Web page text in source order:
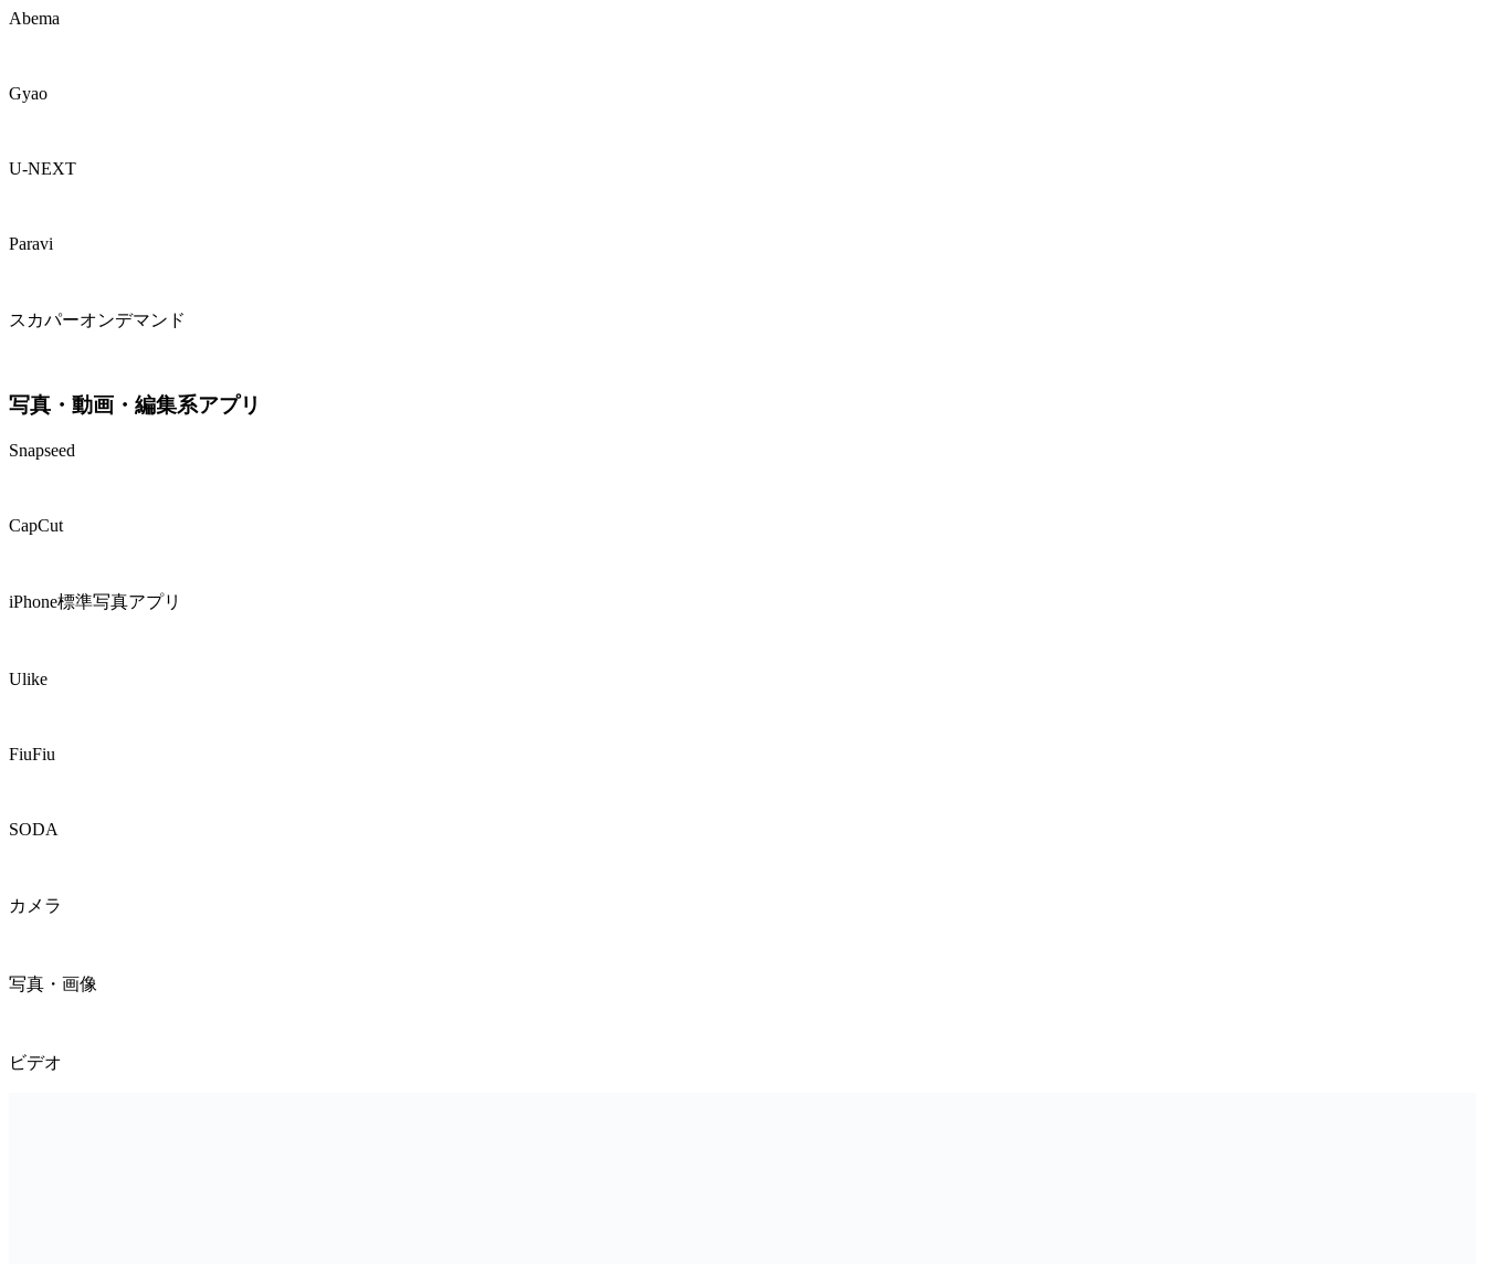
Abema
Gyao
U-NEXT
Paravi
スカパーオンデマンド
写真・動画・編集系アプリ
Snapseed
CapCut
iPhone標準写真アプリ
Ulike
FiuFiu
SODA
カメラ
写真・画像
ビデオ